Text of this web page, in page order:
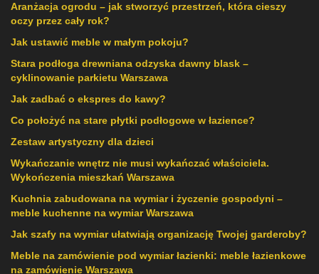
Aranżacja ogrodu – jak stworzyć przestrzeń, która cieszy
oczy przez cały rok?
Jak ustawić meble w małym pokoju?
Stara podłoga drewniana odzyska dawny blask –
cyklinowanie parkietu Warszawa
Jak zadbać o ekspres do kawy?
Co położyć na stare płytki podłogowe w łazience?
Zestaw artystyczny dla dzieci
Wykańczanie wnętrz nie musi wykańczać właściciela.
Wykończenia mieszkań Warszawa
Kuchnia zabudowana na wymiar i życzenie gospodyni –
meble kuchenne na wymiar Warszawa
Jak szafy na wymiar ułatwiają organizację Twojej garderoby?
Meble na zamówienie pod wymiar łazienki: meble łazienkowe
na zamówienie Warszawa